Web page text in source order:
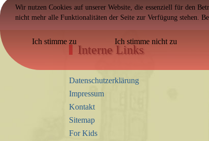
Interne Links
Datenschutzerklärung
Impressum
Kontakt
Sitemap
For Kids
Wir nutzen Cookies auf unserer Website, die essenziell für den
nicht mehr alle Funktionalitäten der Seite zur Verfügung stehen.
Ich stimme zu Ich stimme nicht zu